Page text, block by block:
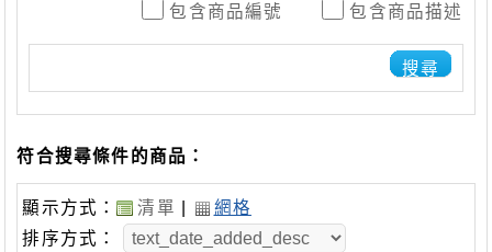
包含商品編號 包含商品描述
搜尋
符合搜尋條件的商品：
顯示方式： 清單
網格
排序方式：